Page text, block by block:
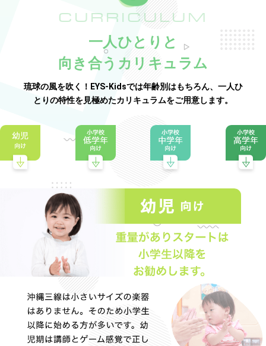
CURRICULUM
一人ひとりと
向き合うカリキュラム
琉球の風を吹く！EYS-Kidsでは年齢別はもちろん、一人ひ
とりの特性を見極めたカリキュラムをご用意します。